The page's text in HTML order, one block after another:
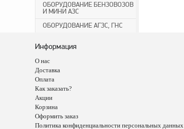
ОБОРУДОВАНИЕ БЕНЗОВОЗОВ
И МИНИ АЗС
ОБОРУДОВАНИЕ АГЗС, ГНС
Информация
О нас
Доставка
Оплата
Как заказать?
Акции
Корзина
Оформить заказ
Политика конфиденциальности персональных данных